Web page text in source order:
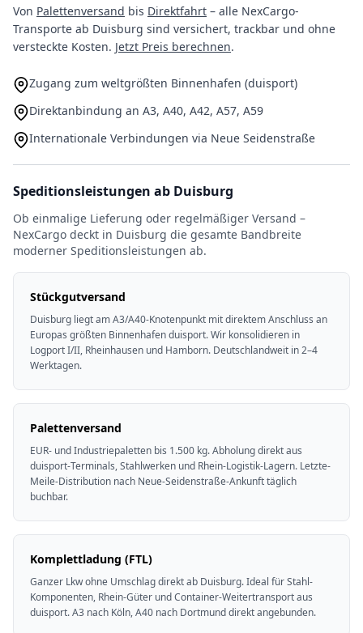
Von Palettenversand bis Direktfahrt – alle NexCargo-
Transporte ab Duisburg sind versichert, trackbar und ohne
versteckte Kosten. Jetzt Preis berechnen.
Zugang zum weltgrößten Binnenhafen (duisport)
Direktanbindung an A3, A40, A42, A57, A59
Internationale Verbindungen via Neue Seidenstraße
Speditionsleistungen ab Duisburg
Ob einmalige Lieferung oder regelmäßiger Versand –
NexCargo deckt in Duisburg die gesamte Bandbreite
moderner Speditionsleistungen ab.
Stückgutversand
Duisburg liegt am A3/A40-Knotenpunkt mit direktem Anschluss an
Europas größten Binnenhafen duisport. Wir konsolidieren in
Logport I/II, Rheinhausen und Hamborn. Deutschlandweit in 2–4
Werktagen.
Palettenversand
EUR- und Industriepaletten bis 1.500 kg. Abholung direkt aus
duisport-Terminals, Stahlwerken und Rhein-Logistik-Lagern. Letzte-
Meile-Distribution nach Neue-Seidenstraße-Ankunft täglich
buchbar.
Komplettladung (FTL)
Ganzer Lkw ohne Umschlag direkt ab Duisburg. Ideal für Stahl-
Komponenten, Rhein-Güter und Container-Weitertransport aus
duisport. A3 nach Köln, A40 nach Dortmund direkt angebunden.